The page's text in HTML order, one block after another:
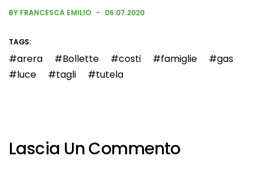
BY FRANCESCA EMILIO 06.07.2020
TAGS:
arera Bollette costi famiglie
gas
luce
tagli tutela
Lascia Un Commento